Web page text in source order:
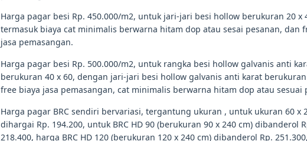
Harga pagar besi Rp. 450.000/m2, untuk jari-jari besi hollow berukuran 20 x
termasuk biaya cat minimalis berwarna hitam dop atau sesai pesanan, dan
jasa pemasangan.
Harga pagar besi Rp. 500.000/m2, untuk rangka besi hollow galvanis anti
berukuran 40 x 60, dengan jari-jari besi hollow galvanis anti karat berukuran
free biaya jasa pemasangan, cat minimalis berwarna hitam dop atau sesuai
Harga pagar BRC sendiri bervariasi, tergantung ukuran , untuk ukuran 60 x
dihargai Rp. 194.200, untuk BRC HD 90 (berukuran 90 x 240 cm) dibanderol
218.400, harga BRC HD 120 (berukuran 120 x 240 cm) dibanderol Rp.